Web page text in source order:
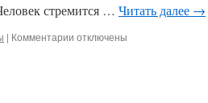
стремится … Читать далее →
| Комментарии котключены